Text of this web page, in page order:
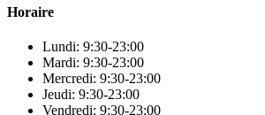
Horaire
Lundi: 9:30-23:00
Mardi: 9:30-23:00
Mercredi: 9:30-23:00
Jeudi: 9:30-23:00
Vendredi: 9:30-23:00